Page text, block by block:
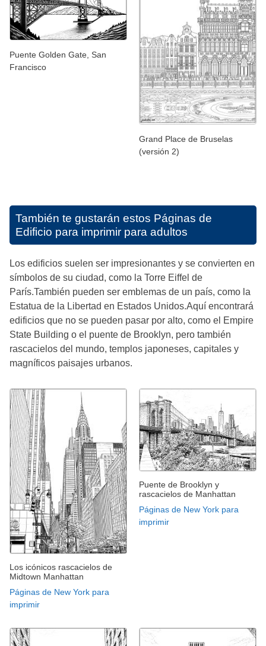
Puente Golden Gate, San
Francisco
Grand Place de Bruselas
(versión 2)
También te gustarán estos Páginas de
Edificio para imprimir para adultos
Los edificios suelen ser impresionantes y se convierten en
símbolos de su ciudad, como la Torre Eiffel de
París.También pueden ser emblemas de un país, como la
Estatua de la Libertad en Estados Unidos.Aquí encontrará
edificios que no se pueden pasar por alto, como el Empire
State Building o el puente de Brooklyn, pero también
rascacielos del mundo, templos japoneses, capitales y
magníficos paisajes urbanos.
Los icónicos rascacielos de
Midtown Manhattan
Páginas de New York para
imprimir
Puente de Brooklyn y
rascacielos de Manhattan
Páginas de New York para
imprimir